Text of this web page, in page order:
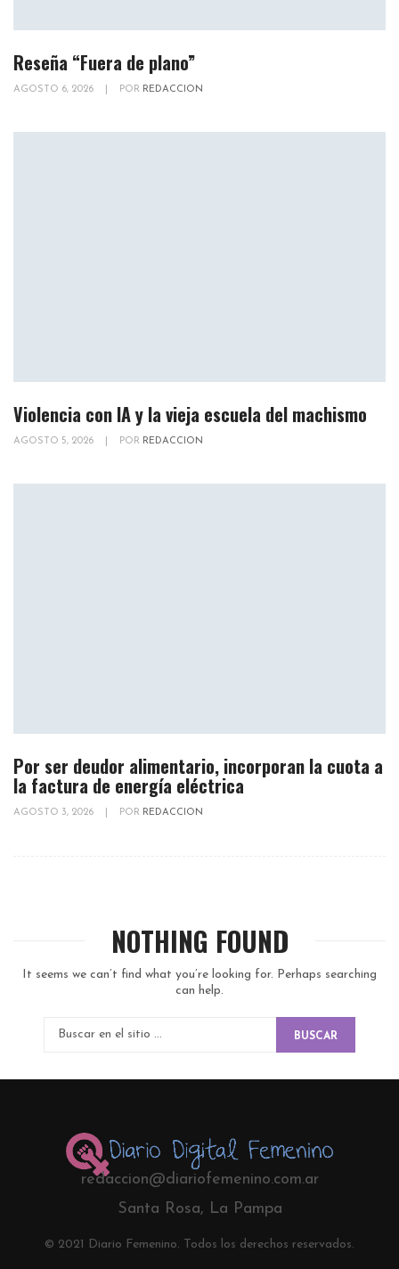
Reseña “Fuera de plano”
AGOSTO 6, 2026 POR REDACCION
Violencia con IA y la vieja escuela del machismo
AGOSTO 5, 2026 POR REDACCION
Por ser deudor alimentario, incorporan la cuota a
la factura de energía eléctrica
AGOSTO 3, 2026 POR REDACCION
NOTHING FOUND
It seems we can’t find what you’re looking for. Perhaps searching
can help.
BUSCAR
redaccion@diariofemenino.com.ar
Santa Rosa, La Pampa
© 2021 Diario Femenino. Todos los derechos reservados.